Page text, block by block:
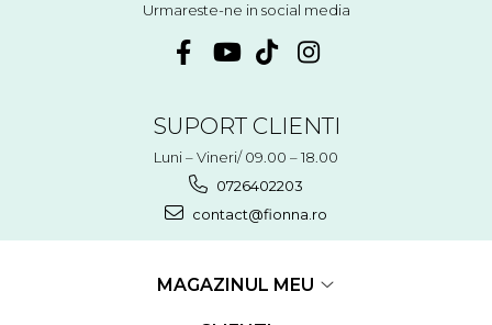
Urmareste-ne in social media
SUPORT CLIENTI
Luni – Vineri/ 09.00 – 18.00
0726402203
contact@fionna.ro
MAGAZINUL MEU